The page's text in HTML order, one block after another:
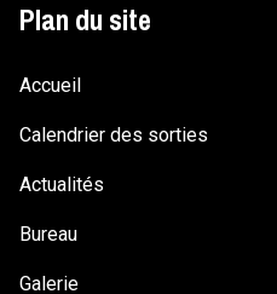
Plan du site
Accueil
Calendrier des sorties
Actualités
Bureau
Galerie